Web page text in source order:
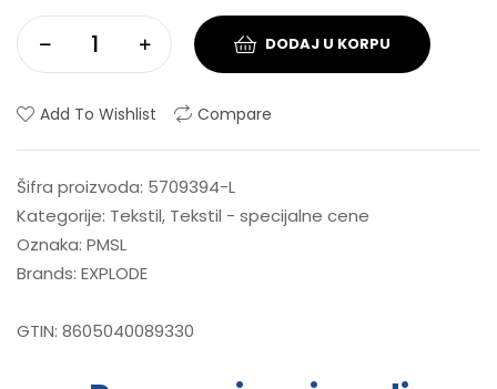
DODAJ U KORPU
Add To Wishlist Compare
Šifra proizvoda: 5709394-L
Kategorije: Tekstil, Tekstil - specijalne cene
Oznaka: PMSL
Brands: EXPLODE
GTIN: 8605040089330